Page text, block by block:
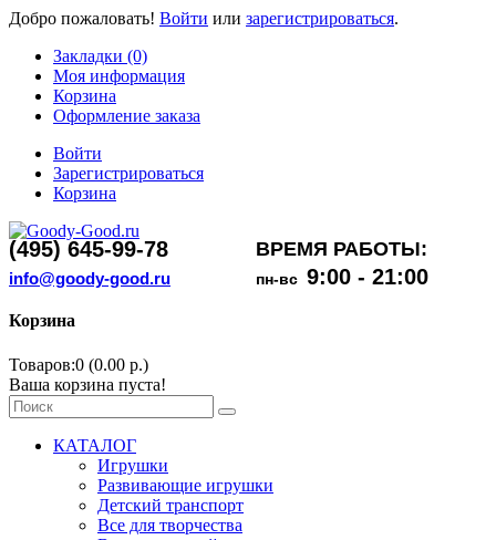
Добро пожаловать! Войти или зарегистрироваться.
Закладки (0)
Моя информация
Корзина
Оформление заказа
Войти
Зарегистрироваться
Корзина
(495) 645-99-78 ВРЕМЯ РАБОТЫ:
info@goody-good.ru пн-вс 9:00 - 21:00
Корзина
Товаров:0 (0.00 р.)
Ваша корзина пуста!
КАТАЛОГ
Игрушки
Развивающие игрушки
Детский транспорт
Все для творчества